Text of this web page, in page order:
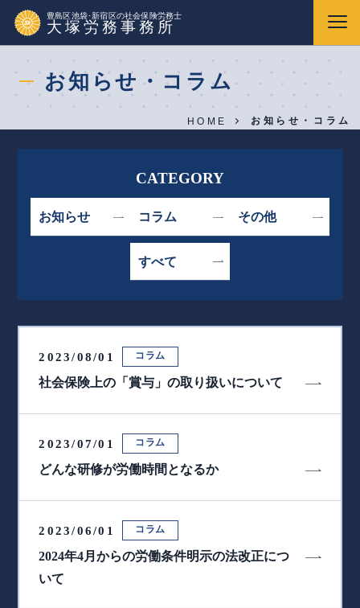
豊島区池袋･新宿区の社会保険労務士
大塚労務事務所
お知らせ・コラム
HOME お知らせ・コラム
CATEGORY
お知らせ コラム その他
すべて
2023/08/01 コラム
社会保険上の「賞与」の取り扱いについて
2023/07/01 コラム
どんな研修が労働時間となるか
2023/06/01 コラム
2024年4月からの労働条件明示の法改正につ
いて